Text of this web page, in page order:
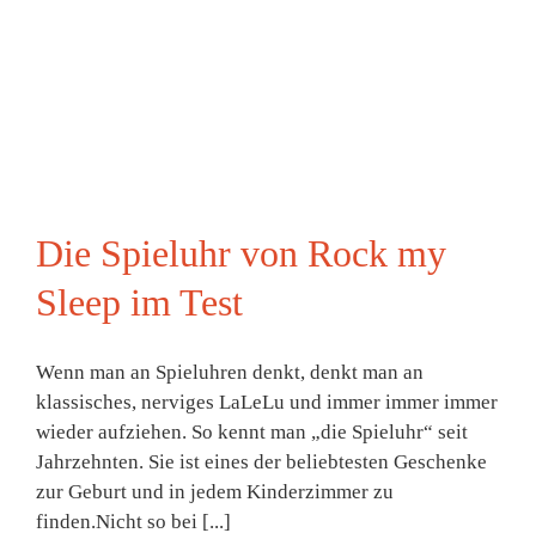
Die Spieluhr von Rock my
Sleep im Test
Wenn man an Spieluhren denkt, denkt man an
klassisches, nerviges LaLeLu und immer immer immer
wieder aufziehen. So kennt man „die Spieluhr“ seit
Jahrzehnten. Sie ist eines der beliebtesten Geschenke
zur Geburt und in jedem Kinderzimmer zu
finden.Nicht so bei [...]